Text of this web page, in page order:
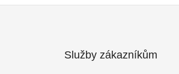
Služby zákazníkům